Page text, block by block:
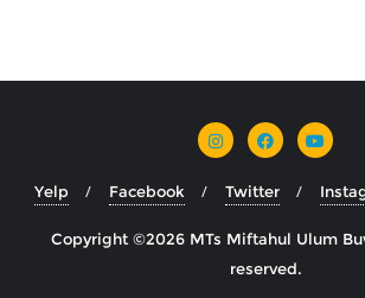
Yelp Facebook Twitter
Copyright ©2026 MTs Miftahul Ulum
reserved.